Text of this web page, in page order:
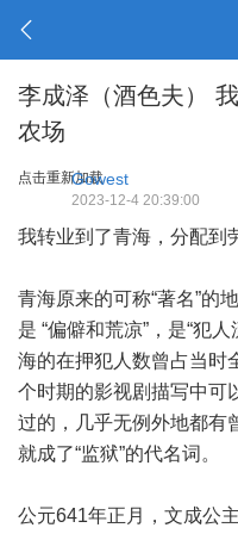
李成泽（酒色夫）
农场
点击重新加载
Gowest
2023-12-4 20:39:00
我转业到了青海，分配到
青海原来的可称“著名”的
是 “偏僻和荒凉”，是“犯
海的在押犯人数曾占当时
个时期的影视剧描写中可
过的，几乎无例外地都有
就成了“监狱”的代名词。
公元641年正月，文成公